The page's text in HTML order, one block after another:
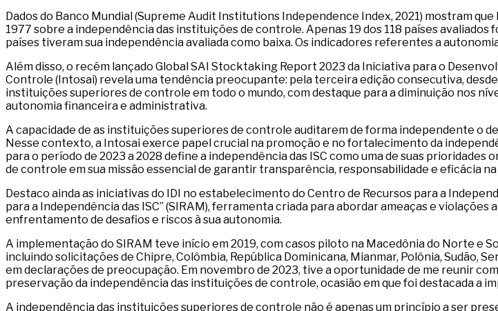
Dados do Banco Mundial (Supreme Audit Institutions Independence Index, 2021) mostram
1977 sobre a independência das instituições de controle. Apenas 19 dos 118 países
países tiveram sua independência avaliada como baixa. Os indicadores referentes a
Além disso, o recém lançado Global SAI Stocktaking Report 2023 da Iniciativa para o
Controle (Intosai) revela uma tendência preocupante: pela terceira edição consecutiva,
instituições superiores de controle em todo o mundo, com destaque para a diminuição nos
autonomia financeira e administrativa.
A capacidade de as instituições superiores de controle auditarem de forma independente o
Nesse contexto, a Intosai exerce papel crucial na promoção e no fortalecimento da
para o período de 2023 a 2028 define a independência das ISC como uma de suas
de controle em sua missão essencial de garantir transparência, responsabilidade e eficácia
Destaco ainda as iniciativas do IDI no estabelecimento do Centro de Recursos para a
para a Independência das ISC” (SIRAM), ferramenta criada para abordar ameaças e
enfrentamento de desafios e riscos à sua autonomia.
A implementação do SIRAM teve início em 2019, com casos piloto na Macedônia do Norte e
incluindo solicitações de Chipre, Colômbia, República Dominicana, Mianmar, Polônia,
em declarações de preocupação. Em novembro de 2023, tive a oportunidade de me reunir
preservação da independência das instituições de controle, ocasião em que foi destacada a
A independência das instituições superiores de controle não é apenas um princípio a ser